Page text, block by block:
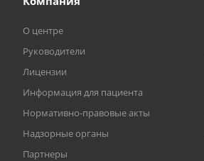
О центре
Руководители
Лицензии
Информация для пациента
Нормативно-правовые акты
Надзорные органы
Партнеры